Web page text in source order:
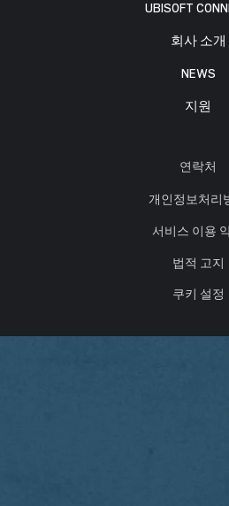
UBISOFT
회사 소개
NEWS
지원
연락처
개인정보처리
서비스 이용
법적 고지
쿠키 설정